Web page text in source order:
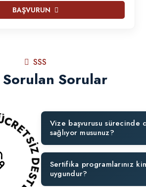
BAŞVURUN
SSS
Sorulan Sorular
ALIN!
Vize başvurusu sürecinde
sağlıyor musunuz?
Sertifika programlarınız
uygundur?